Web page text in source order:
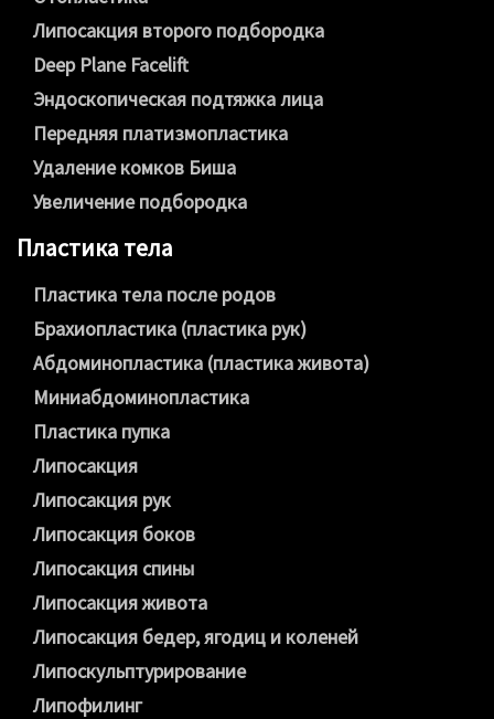
Липосакция второго подбородка
Deep Plane Facelift
Эндоскопическая подтяжка лица
Передняя платизмопластика
Удаление комков Биша
Увеличение подбородка
Пластика тела
Пластика тела после родов
Брахиопластика (пластика рук)
Абдоминопластика (пластика живота)
Миниабдоминопластика
Пластика пупка
Липосакция
Липосакция рук
Липосакция боков
Липосакция спины
Липосакция живота
Липосакция бедер, ягодиц и коленей
Липоскульптурирование
Липофилинг